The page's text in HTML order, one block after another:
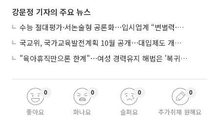
강문정 기자의 주요 뉴스
수능 절대평가·서논술형 공론화⋯입시업계 “변별력·사교육 대책 먼저”
국교위, 국가교육발전계획 10월 공개⋯대입제도 개편 공론화 추진
"육아휴직만으론 한계"⋯여성 경력유지 해법은 '복귀 후 유연근무’
좋아요
0
화나요
0
슬퍼요
0
추가취재 원해요
0